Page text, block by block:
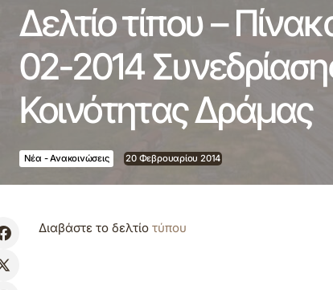
Δελτίο τίπου –
02-2014
Κοινότητας Δράμας
Νέα - Ανακοινώσεις 20 Φεβρουαρίου 2014
Διαβάστε το δελτίο τύπου